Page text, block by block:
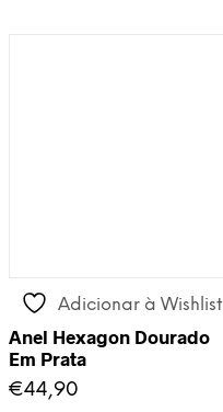
Adicionar à Wishlist
Anel Hexagon Dourado
Em Prata
€44,90